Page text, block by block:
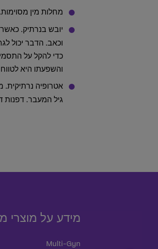
מחלות מין מסוימות.
יובש בנרתיק.
וכאב. הדבר יכול
כדי להקל על
והשפעתו היא
אטרופיה
גיל המעבר. דפנות
מידע על מוצרי
Multi-Gyn